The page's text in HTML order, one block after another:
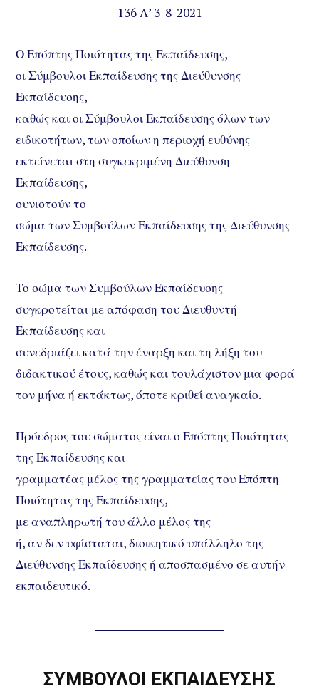
136 Α’ 3-8-2021
Ο Επόπτης Ποιότητας της Εκπαίδευσης,
οι Σύμβουλοι Εκπαίδευσης της Διεύθυνσης
Εκπαίδευσης,
καθώς και οι Σύμβουλοι Εκπαίδευσης όλων των
ειδικοτήτων, των οποίων η περιοχή ευθύνης
εκτείνεται στη συγκεκριμένη Διεύθυνση
Εκπαίδευσης,
συνιστούν το
σώμα των Συμβούλων Εκπαίδευσης της Διεύθυνσης
Εκπαίδευσης.
Το σώμα των Συμβούλων Εκπαίδευσης
συγκροτείται με απόφαση του Διευθυντή
Εκπαίδευσης και
συνεδριάζει κατά την έναρξη και τη λήξη του
διδακτικού έτους, καθώς και τουλάχιστον μια φορά
τον μήνα ή εκτάκτως, όποτε κριθεί αναγκαίο.
Πρόεδρος του σώματος είναι ο Επόπτης Ποιότητας
της Εκπαίδευσης και
γραμματέας μέλος της γραμματείας του Επόπτη
Ποιότητας της Εκπαίδευσης,
με αναπληρωτή του άλλο μέλος της
ή, αν δεν υφίσταται, διοικητικό υπάλληλο της
Διεύθυνσης Εκπαίδευσης ή αποσπασμένο σε αυτήν
εκπαιδευτικό.
ΣΥΜΒΟΥΛΟΙ ΕΚΠΑΙΔΕΥΣΗΣ